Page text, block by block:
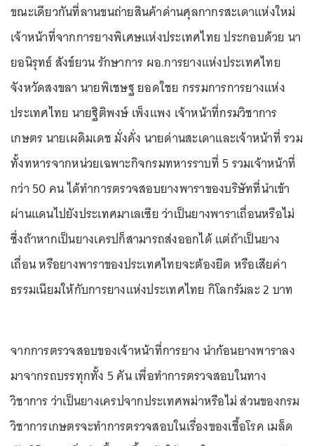
ขณะเดียวกันที่ลานขนถ่ายสินค้าด่านศุลกากรสะเดาแห่งใหม่
เจ้าหน้าที่จากการยางพิเศษแห่งประเทศไทย ประกอบด้วย นา
ยอนิรุทธ์ สังข์ยวน รักษาการ ผอ.การยางแห่งประเทศไทย
จังหวัดสงขลา นายพิเชษฐ ยอดใชย กรรมการการยางแห่ง
ประเทศไทย นายฐิติพงษ์ เพ็งแพง เจ้าหน้าที่กรมวิชาการ
เกษตร นายเผดิมเดช มั่งคั่ง นายด่านสะเดาและเจ้าหน้าที่ รวม
ทั้งทหารจากหน่วยเฉพาะกิจกรมทหารราบที่ 5 รวมเจ้าหน้าที่
กว่า 50 คน ได้ทำการตรวจสอบยางพาราของบริษัทที่นำเข้า
ผ่านแดนไปยังประเทศมาเลเซีย ว่าเป็นยางพาราเถื่อนหรือไม่
ซึ่งถ้าหากเป็นยางเครปก็สามารถส่งออกได้ แต่ถ้าเป็นยาง
เถื่อน หรือยางพาราของประเทศไทยจะต้องยึด หรือเสียค่า
ธรรมเนียมให้กับการยางแห่งประเทศไทย กิโลกรัมละ 2 บาท
จากการตรวจสอบของเจ้าหน้าที่การยาง นำก้อนยางพาราลง
มาจากรถบรรทุกทั้ง 5 คัน เพื่อทำการตรวจสอบในทาง
วิชาการ ว่าเป็นยางเครปจากประเทศพม่าหรือไม่ ส่วนของกรม
วิชาการเกษตรจะทำการตรวจสอบในเรื่องของเชื้อโรค เมล็ด